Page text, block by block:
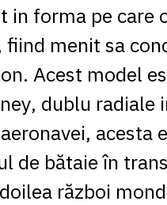
in forma pe care
fiind menit sa
Acest model
dublu radiale
acesta
de bătaie în
război